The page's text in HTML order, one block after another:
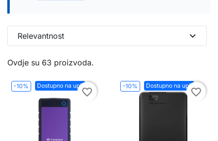
Ovdje su 63 proizvoda.
Relevantnost expand_more
-10% Dostupno na upit
favorite_border
-10% Dostupno na upit
favorite_border